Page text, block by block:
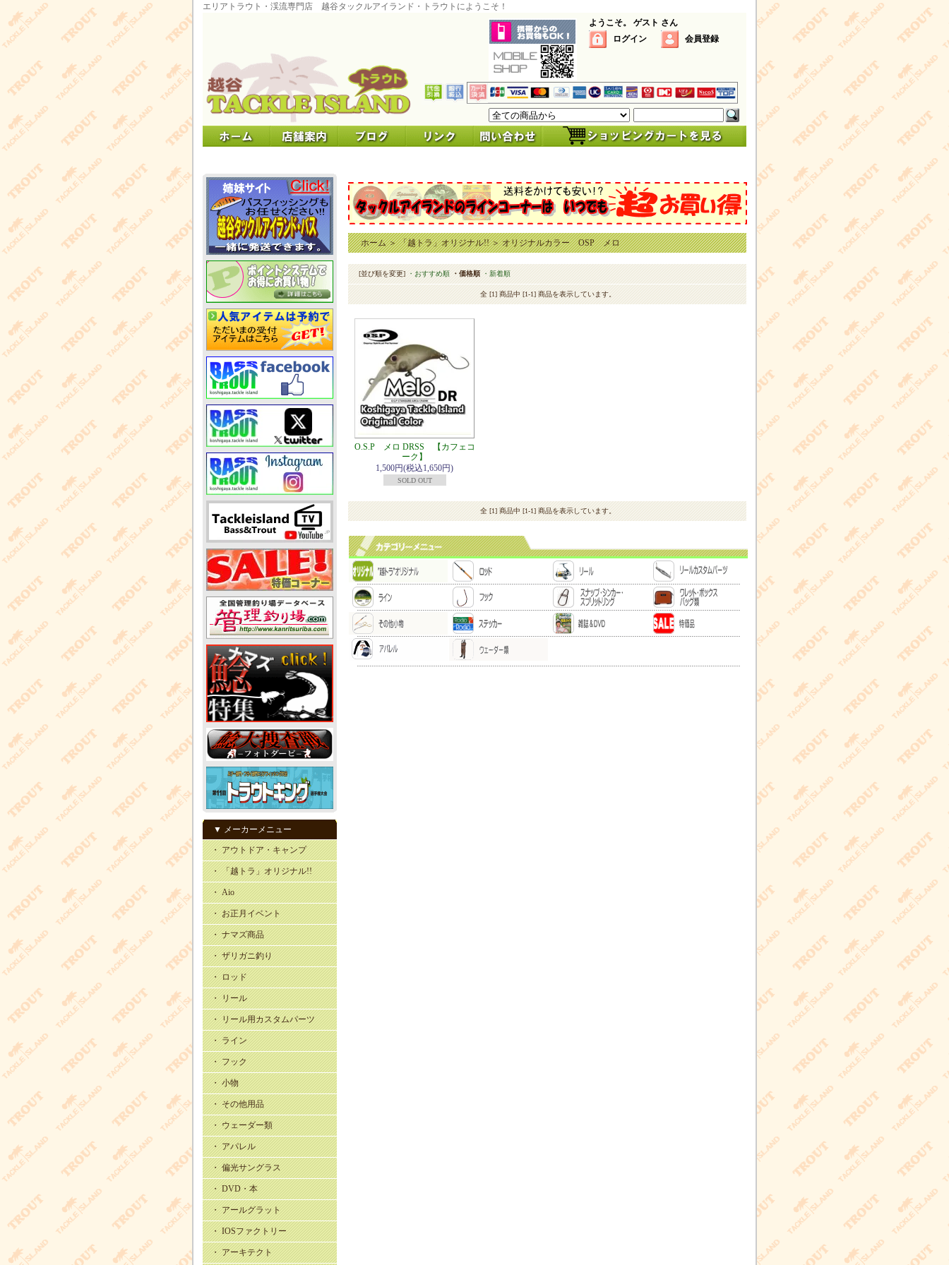
エリアトラウト・渓流専門店 越谷タックルアイランド・トラウトにようこそ！
ようこそ。 ゲスト さん
ログイン
会員登録
▼ メーカーメニュー
・ アウトドア・キャンプ
・ 「越トラ」オリジナル!!
・ Aio
・ お正月イベント
・ ナマズ商品
・ ザリガニ釣り
・ ロッド
・ リール
・ リール用カスタムパーツ
・ ライン
・ フック
・ 小物
・ その他用品
・ ウェーダー類
・ アパレル
・ 偏光サングラス
・ DVD・本
・ アールグラット
・ IOSファクトリー
・ アーキテクト
ホーム＞「越トラ」オリジナル!!＞オリジナルカラー OSP メロ
[並び順を変更] ・おすすめ順 ・価格順 ・新着順
全 [1] 商品中 [1-1] 商品を表示しています。
O.S.P メロ DRSS 【カフェコ
ーク】
1,500円(税込1,650円)
SOLD OUT
全 [1] 商品中 [1-1] 商品を表示しています。